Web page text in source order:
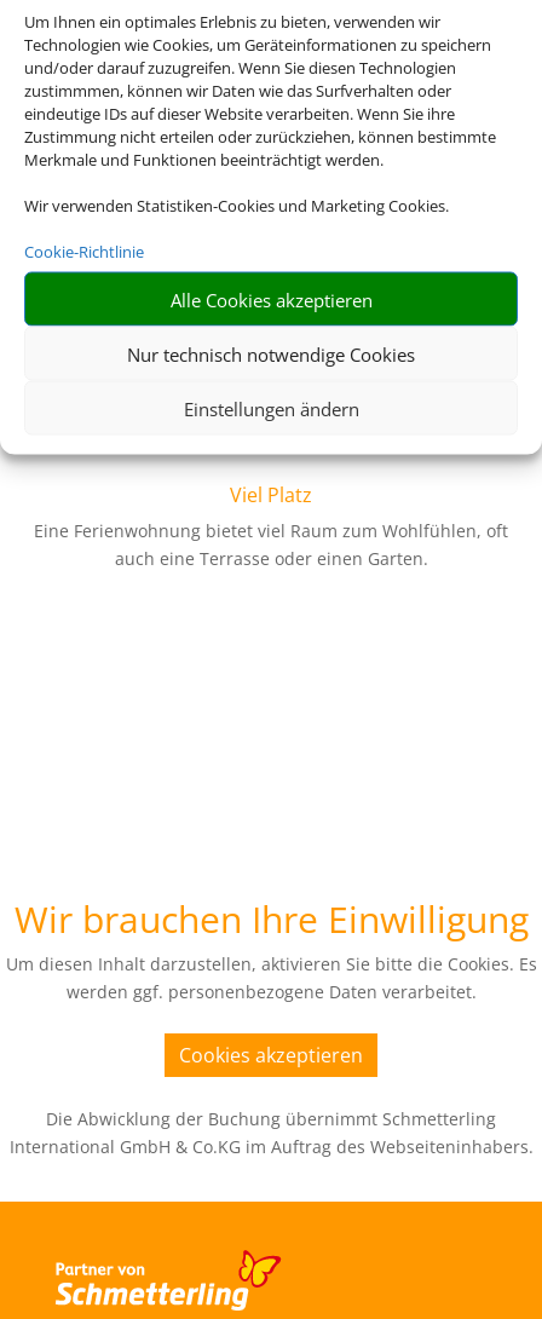
Um Ihnen ein optimales Erlebnis zu bieten, verwenden wir
Technologien wie Cookies, um Geräteinformationen zu speichern
und/oder darauf zuzugreifen. Wenn Sie diesen Technologien
zustimmmen, können wir Daten wie das Surfverhalten oder
eindeutige IDs auf dieser Website verarbeiten. Wenn Sie ihre
Zustimmung nicht erteilen oder zurückziehen, können bestimmte
Merkmale und Funktionen beeinträchtigt werden.
Wir verwenden Statistiken-Cookies und Marketing Cookies.
Cookie-Richtlinie
Alle Cookies akzeptieren
Nur technisch notwendige Cookies
Einstellungen ändern
Günstiger Preis
Bei längeren Reisen ist ein Feriendomizil oft wesentlich
preiswerter als ein Hotel.
Z
Flexibilität
Gestalten Sie Ihren Tagesablauf, wie Sie es wollen. Die
Erholung steht an erster Stelle!
Z
Viel Platz
Eine Ferienwohnung bietet viel Raum zum Wohlfühlen, oft
auch eine Terrasse oder einen Garten.
Wir brauchen Ihre Einwilligung
Um diesen Inhalt darzustellen, aktivieren Sie bitte die Cookies. Es
werden ggf. personenbezogene Daten verarbeitet.
Cookies akzeptieren
Die Abwicklung der Buchung übernimmt Schmetterling
International GmbH & Co.KG im Auftrag des Webseiteninhabers.